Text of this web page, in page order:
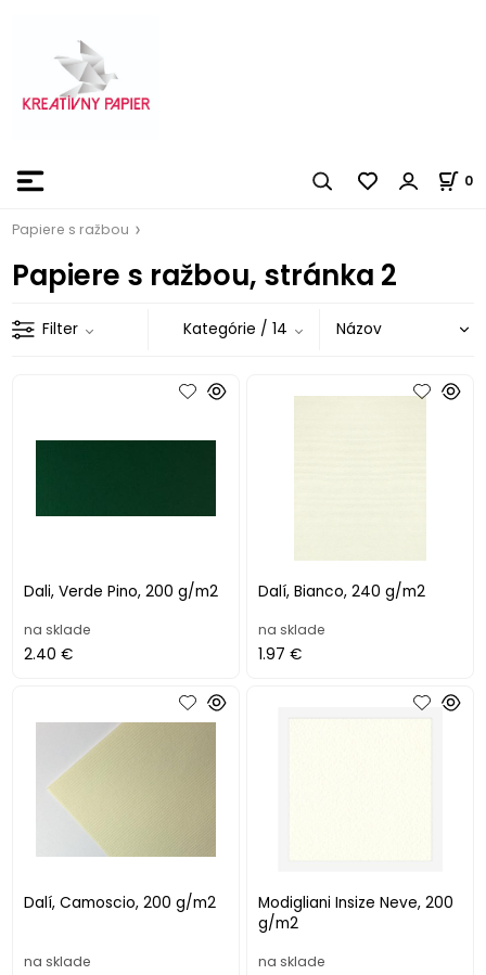
0
Papiere s ražbou
Papiere s ražbou, stránka 2
Filter Kategórie / 14
Dali, Verde Pino, 200 g/m2
na sklade
2.40 €
Dalí, Bianco, 240 g/m2
na sklade
1.97 €
Dalí, Camoscio, 200 g/m2
na sklade
Modigliani Insize Neve, 200
g/m2
na sklade